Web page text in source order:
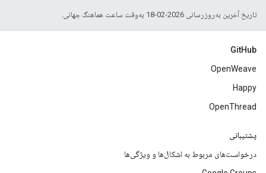
تاریخ آخرین به‌روزرسانی 2026-02-18 به‌وقت ساعت هماهنگ جهانی.
GitHub
OpenWeave
Happy
OpenThread
پشتیبانی
درخواست‌های مربوط به اشکال‌ها و ویژگی‌ها